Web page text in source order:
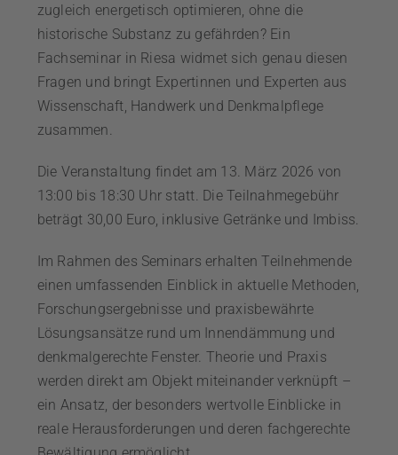
zugleich energetisch optimieren, ohne die
historische Substanz zu gefährden? Ein
Fachseminar in Riesa widmet sich genau diesen
Fragen und bringt Expertinnen und Experten aus
Wissenschaft, Handwerk und Denkmalpflege
zusammen.
Die Veranstaltung findet am 13. März 2026 von
13:00 bis 18:30 Uhr statt. Die Teilnahmegebühr
beträgt 30,00 Euro, inklusive Getränke und Imbiss.
Im Rahmen des Seminars erhalten Teilnehmende
einen umfassenden Einblick in aktuelle Methoden,
Forschungsergebnisse und praxisbewährte
Lösungsansätze rund um Innendämmung und
denkmalgerechte Fenster. Theorie und Praxis
werden direkt am Objekt miteinander verknüpft –
ein Ansatz, der besonders wertvolle Einblicke in
reale Herausforderungen und deren fachgerechte